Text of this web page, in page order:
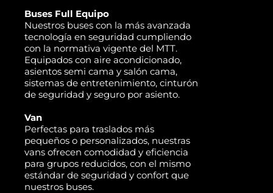
Buses Full Equipo
Nuestros buses con la más avanzada
tecnología en seguridad cumpliendo
con la normativa vigente del MTT.
Equipados con aire acondicionado,
asientos semi cama y salón cama,
sistemas de entretenimiento, cinturón
de seguridad y seguro por asiento.
Van
Perfectas para traslados más
pequeños o personalizados, nuestras
vans ofrecen comodidad y eficiencia
para grupos reducidos, con el mismo
estándar de seguridad y confort que
nuestros buses.